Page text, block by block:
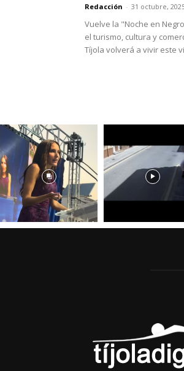
Redacción - 31 octubre,
Vuelve la "Noche en
el turismo, cultura y
Tíjola volverá a vivir este